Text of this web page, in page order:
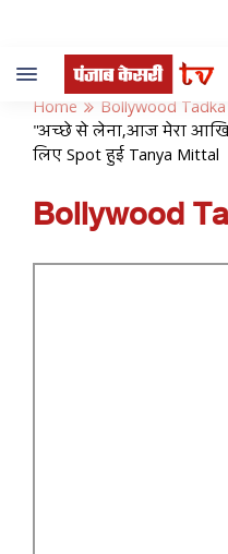
Toggle
navigation
Home
Bollywood
"अच्छे से लेना,आज मेरा
लिए Spot हुई Tanya Mittal
Bollywood